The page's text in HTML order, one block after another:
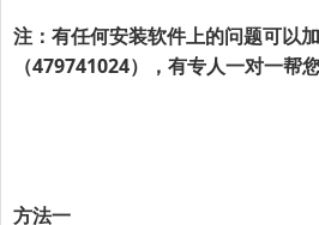
注：有任何安装软件上的问题可以加
（479741024），有专人一对一帮
方法一